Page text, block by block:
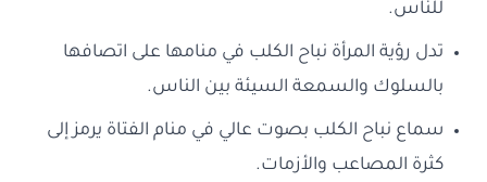
للناس.
تدل رؤية المرأة نباح الكلب في منامها على اتصافها
بالسلوك والسمعة السيئة بين الناس.
سماع نباح الكلب بصوت عالي في منام الفتاة يرمز إلى
كثرة المصاعب والأزمات.